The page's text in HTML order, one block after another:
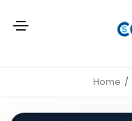
Home